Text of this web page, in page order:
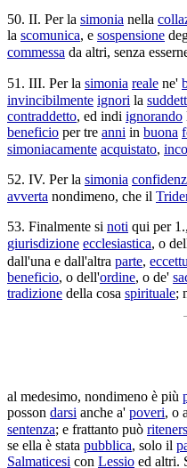
50. II. Per la simonia nella
la scomunica, e sospensione
commessa da altri, senza
51. III. Per la simonia reale ne'
invincibilmente ignori la
contraddetto, ed indi ignorando
beneficio per tre anni in buona
simoniacamente acquistato,
52. IV. Per la simonia
avverta nondimeno, che il
53. Finalmente si noti qui per
giurisdizione ecclesiastica, o
dall'una e dall'altra parte,
beneficio, o dell'ordine, o de'
tradizione della cosa spirituale;
al medesimo, nondimeno è più
posson darsi anche a' poveri, o
sentenza; e frattanto può
se ella è stata pubblica, solo il
Salmaticesi con Lessio ed altri.